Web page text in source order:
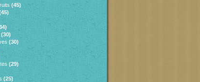
(45)
(30)
(30)
(29)
(25)